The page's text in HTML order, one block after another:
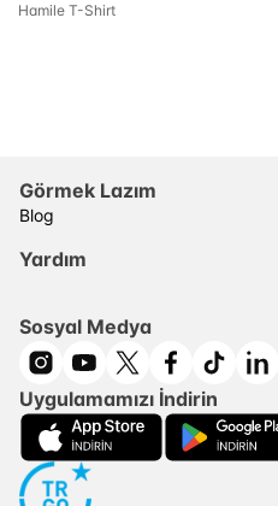
Hamile T-Shirt
Görmek Lazım
Blog
Yardım
Sosyal Medya
Uygulamamızı İndirin